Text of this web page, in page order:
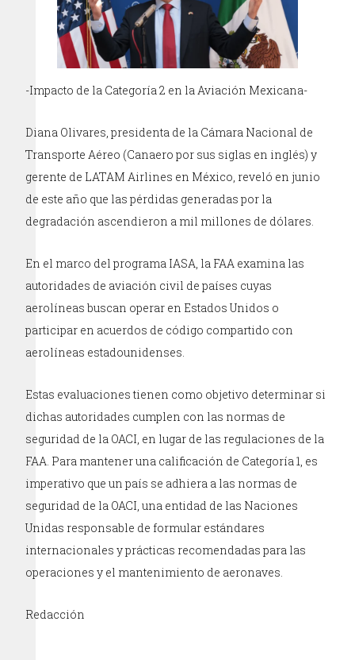
-Impacto de la Categoría 2 en la Aviación Mexicana-
Diana Olivares, presidenta de la Cámara Nacional de
Transporte Aéreo (Canaero por sus siglas en inglés) y
gerente de LATAM Airlines en México, reveló en junio
de este año que las pérdidas generadas por la
degradación ascendieron a mil millones de dólares.
En el marco del programa IASA, la FAA examina las
autoridades de aviación civil de países cuyas
aerolíneas buscan operar en Estados Unidos o
participar en acuerdos de código compartido con
aerolíneas estadounidenses.
Estas evaluaciones tienen como objetivo determinar si
dichas autoridades cumplen con las normas de
seguridad de la OACI, en lugar de las regulaciones de la
FAA. Para mantener una calificación de Categoría 1, es
imperativo que un país se adhiera a las normas de
seguridad de la OACI, una entidad de las Naciones
Unidas responsable de formular estándares
internacionales y prácticas recomendadas para las
operaciones y el mantenimiento de aeronaves.
Redacción